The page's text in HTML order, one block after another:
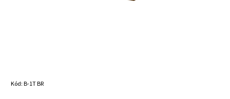
Kód:B-1T BR